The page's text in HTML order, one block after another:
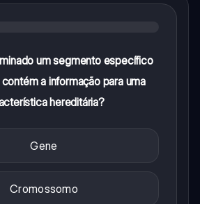
um segmento específico
a informação para uma
hereditária?
Gene
Cromossomo